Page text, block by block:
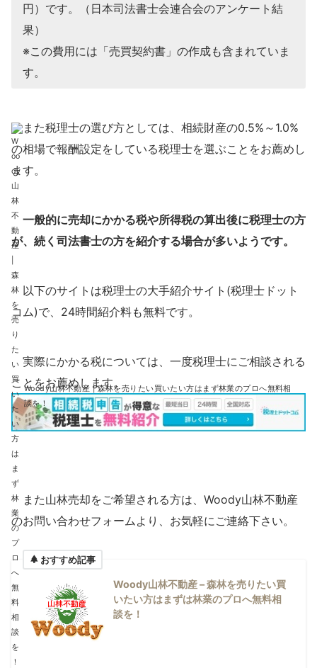
円）です。（日本司法書士会連合会のアンケート結
果）
※この費用には「売買契約書」の作成も含まれていま
す。
また税理士の選び方としては、相続財産の0.5%～1.0%
の相場で報酬設定をしている税理士を選ぶことをお薦めし
ます。
一般的に売却にかかる税や所得税の算出後に税理士の方
が、続く司法書士の方を紹介する場合が多いようです。
以下のサイトは税理士の大手紹介サイト(税理士ドット
コム)で、24時間紹介料も無料です。
実際にかかる税については、一度税理士にご相談される
ことをお薦めします。
また山林売却をご希望される方は、Woody山林不動産
のお問い合わせフォームより、お気軽にご連絡下さい。
おすすめ記事
Woody山林不動産 – 森林を売りたい買
いたい方はまずは林業のプロへ無料相
談を！
Woody山林不動産 | 森林を売りたい買いたい方はまず林業のプロへ無料相
談を！